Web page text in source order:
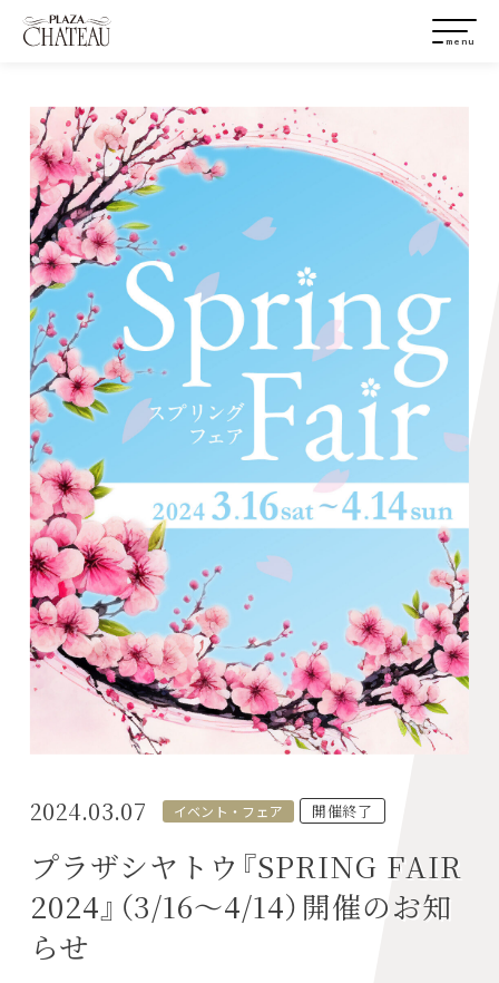
2024.03.07 イベント・フェア 開催終了
プラザシヤトウ『SPRING FAIR
2024』（3/16～4/14）開催のお知
らせ